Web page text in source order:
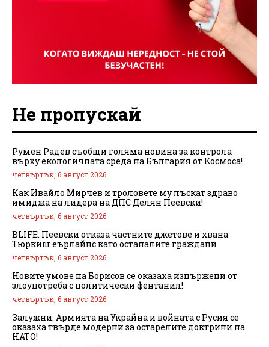
Не пропускай
Румен Радев съобщи голяма новина за контрола
върху екологичната среда на България от Космоса!
четвъртък, 6 август 2026
Как Ивайло Мирчев и троловете му лъскат здраво
имиджа на лидера на ДПС Делян Пеевски!
четвъртък, 6 август 2026
BLIFE: Пеевски отказа частните джетове и хвана
Тюркиш еърлайнс като останалите граждани
четвъртък, 6 август 2026
Новите умове на Борисов се оказаха изпържени от
злоупотреба с политически фентанил!
четвъртък, 6 август 2026
Залужни: Армията на Украйна и войната с Русия се
оказаха твърде модерни за остарелите доктрини на
НАТО!